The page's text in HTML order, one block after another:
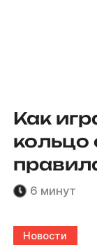
Как
кольцо
6 минут
Новости